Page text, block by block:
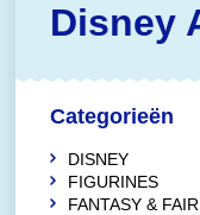
Disney
Categorieën
DISNEY
FIGURINES
FANTASY &